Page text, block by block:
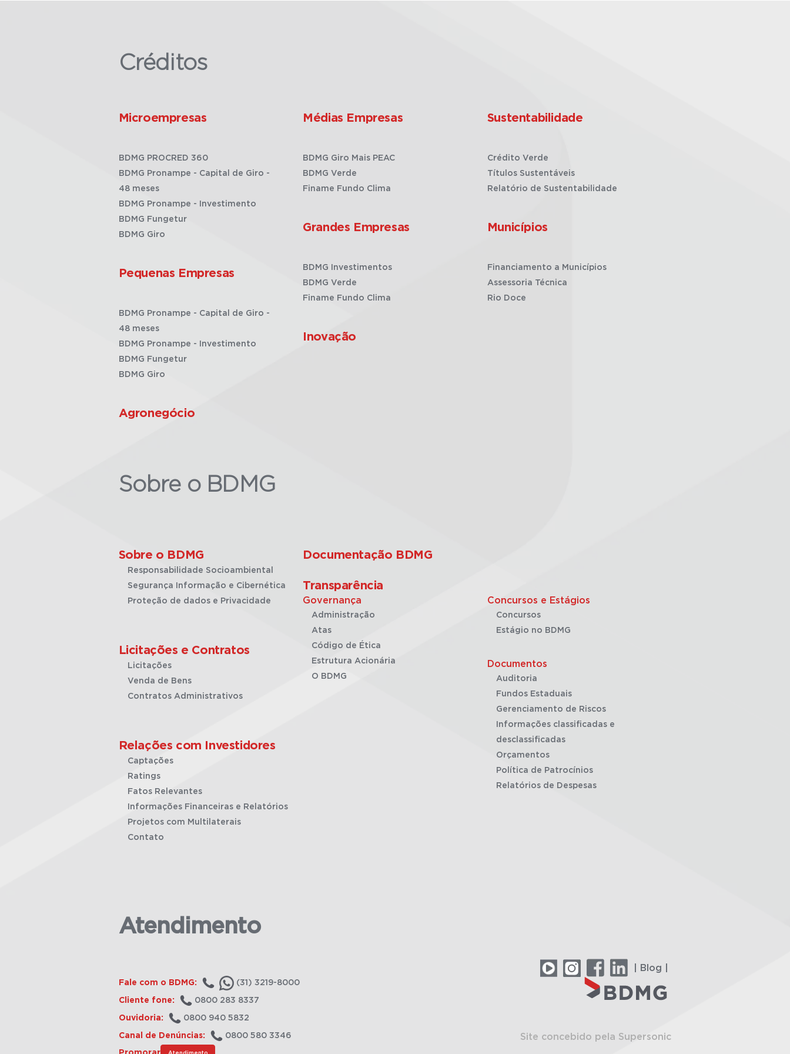
Créditos
Microempresas
BDMG PROCRED 360
BDMG Pronampe - Capital de Giro -
48 meses
BDMG Pronampe - Investimento
BDMG Fungetur
BDMG Giro
Pequenas Empresas
BDMG Pronampe - Capital de Giro -
48 meses
BDMG Pronampe - Investimento
BDMG Fungetur
BDMG Giro
Agronegócio
Médias Empresas
BDMG Giro Mais PEAC
BDMG Verde
Finame Fundo Clima
Grandes Empresas
BDMG Investimentos
BDMG Verde
Finame Fundo Clima
Inovação
Sustentabilidade
Crédito Verde
Títulos Sustentáveis
Relatório de Sustentabilidade
Municípios
Financiamento a Municípios
Assessoria Técnica
Rio Doce
Sobre o BDMG
Sobre o BDMG
Responsabilidade Socioambiental
Segurança Informação e Cibernética
Proteção de dados e Privacidade
Licitações e Contratos
Licitações
Venda de Bens
Contratos Administrativos
Relações com Investidores
Captações
Ratings
Fatos Relevantes
Informações Financeiras e Relatórios
Projetos com Multilaterais
Contato
Documentação BDMG
Transparência
Governança
Administração
Atas
Código de Ética
Estrutura Acionária
O BDMG
Concursos e Estágios
Concursos
Estágio no BDMG
Documentos
Auditoria
Fundos Estaduais
Gerenciamento de Riscos
Informações classificadas e
desclassificadas
Orçamentos
Política de Patrocínios
Relatórios de Despesas
Atendimento
Fale com o BDMG: (31) 3219-8000
Cliente fone: 0800 283 8337
Ouvidoria: 0800 940 5832
Canal de Denúncias: 0800 580 3346
Atendimento
| Blog |
Site concebido pela Supersonic